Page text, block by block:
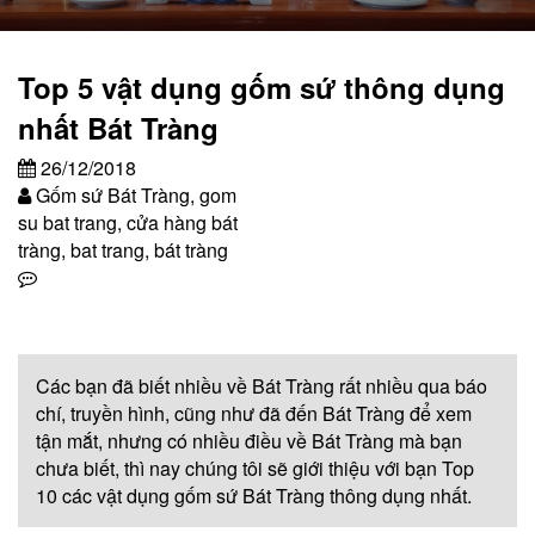
Top 5 vật dụng gốm sứ thông dụng
nhất Bát Tràng
26/12/2018
Gốm sứ Bát Tràng, gom
su bat trang, cửa hàng bát
tràng, bat trang, bát tràng
Các bạn đã biết nhiều về Bát Tràng rất nhiều qua báo
chí, truyền hình, cũng như đã đến Bát Tràng để xem
tận mắt, nhưng có nhiều điều về Bát Tràng mà bạn
chưa biết, thì nay chúng tôi sẽ giới thiệu với bạn Top
10 các vật dụng gốm sứ Bát Tràng thông dụng nhất.